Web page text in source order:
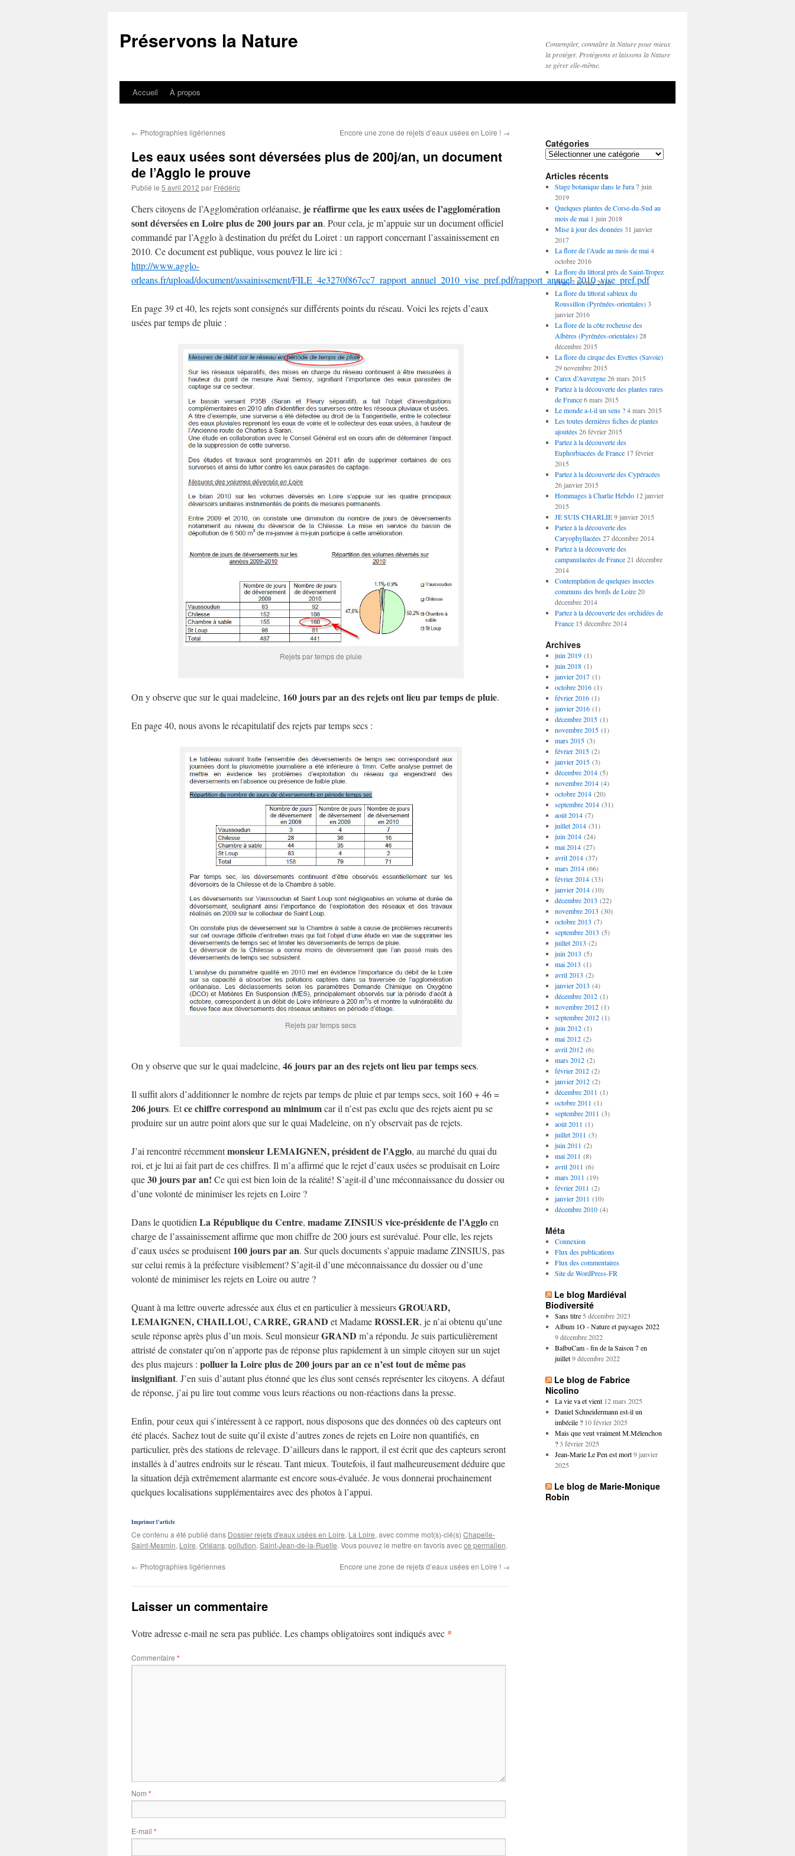
contenu
Préservons la Nature
Contempler, connaître la Nature pour mieux
la protéger. Protégeons et laissons la Nature
se gérer elle-même.
Accueil À propos
← Photographies ligériennes Encore une zone de rejets d’eaux usées en Loire ! →
Les eaux usées sont déversées plus de 200j/an, un document
de l’Agglo le prouve
Publié le 5 avril 2012 par Frédéric
Chers citoyens de l’Agglomération orléanaise, je réaffirme que les eaux usées de l’agglomération
sont déversées en Loire plus de 200 jours par an. Pour cela, je m’appuie sur un document officiel
commandé par l’Agglo à destination du préfet du Loiret : un rapport concernant l’assainissement en
2010. Ce document est publique, vous pouvez le lire ici :
http://www.agglo-
orleans.fr/upload/document/assainissement/FILE_4e3270f867cc7_rapport_annuel_2010_vise_pref.pdf/rapport_annuel_2010_vise_pref.pdf
En page 39 et 40, les rejets sont consignés sur différents points du réseau. Voici les rejets d’eaux
usées par temps de pluie :
Rejets par temps de pluie
On y observe que sur le quai madeleine, 160 jours par an des rejets ont lieu par temps de pluie.
En page 40, nous avons le récapitulatif des rejets par temps secs :
Rejets par temps secs
On y observe que sur le quai madeleine, 46 jours par an des rejets ont lieu par temps secs.
Il suffit alors d’additionner le nombre de rejets par temps de pluie et par temps secs, soit 160 + 46 =
206 jours. Etce chiffre correspond au minimumcar il n’est pas exclu que des rejets aient pu se
produire sur un autre point alors que sur le quai Madeleine, on n’y observait pas de rejets.
J’ai rencontré récemmentmonsieur LEMAIGNEN, président de l’Agglo, au marché du quai du
roi, et je lui ai fait part de ces chiffres. Il m’a affirmé que le rejet d’eaux usées se produisait en Loire
que30 jours par an! Ce qui est bien loin de la réalité! S’agit-il d’une méconnaissance du dossier ou
d’une volonté de minimiser les rejets en Loire ?
Dans le quotidien La République du Centre, madame ZINSIUS vice-présidente de l’Aggloen
charge de l’assainissement affirme que mon chiffre de 200 jours est surévalué. Pour elle, les rejets
d’eaux usées se produisent100 jours par an. Sur quels documents s’appuie madame ZINSIUS, pas
sur celui remis à la préfecture visiblement? S’agit-il d’une méconnaissance du dossier ou d’une
volonté de minimiser les rejets en Loire ou autre ?
Quant à ma lettre ouverte adressée aux élus et en particulier à messieursGROUARD,
LEMAIGNEN, CHAILLOU, CARRE, GRAND et MadameROSSLER, je n’ai obtenu qu’une
seule réponse après plus d’un mois. Seul monsieurGRAND m’a répondu. Je suis particulièrement
attristé de constater qu’on n’apporte pas de réponse plus rapidement à un simple citoyen sur un sujet
des plus majeurs : polluer la Loire plus de 200 jours par an ce n’est tout de même pas
insignifiant. J’en suis d’autant plus étonné que les élus sont censés représenter les citoyens. A défaut
de réponse, j’ai pu lire tout comme vous leurs réactions ou non-réactions dans la presse.
Enfin, pour ceux qui s’intéressent à ce rapport, nous disposons que des données où des capteurs ont
été placés. Sachez tout de suite qu’il existe d’autres zones de rejets en Loire non quantifiés, en
particulier, près des stations de relevage. D’ailleurs dans le rapport, il est écrit que des capteurs seront
installés à d’autres endroits sur le réseau. Tant mieux. Toutefois, il faut malheureusement déduire que
la situation déjà extrêmement alarmante est encore sous-évaluée. Je vous donnerai prochainement
quelques localisations supplémentaires avec des photos à l’appui.
Imprimer l'article
Ce contenu a été publié dans Dossier rejets d'eaux usées en Loire, La Loire, avec comme mot(s)-clé(s) Chapelle-
Saint-Mesmin, Loire, Orléans, pollution, Saint-Jean-de-la-Ruelle. Vous pouvez le mettre en favoris avecce permalien.
← Photographies ligériennes Encore une zone de rejets d’eaux usées en Loire ! →
Laisser un commentaire
Votre adresse e-mail ne sera pas publiée. Les champs obligatoires sont indiqués avec *
Commentaire *
Nom *
E-mail *
Catégories
Catégories
Articles récents
Stage botanique dans le Jura 7 juin
2019
Quelques plantes de Corse-du-Sud au
mois de mai 1 juin 2018
Mise à jour des données 31 janvier
2017
La flore de l’Aude au mois de mai 4
octobre 2016
La flore du littoral près de Saint-Tropez
(Var)7 février 2016
La flore du littoral sableux du
Roussillon (Pyrénées-orientales) 3
janvier 2016
La flore de la côte rocheuse des
Albères (Pyrénées-orientales) 28
décembre 2015
La flore du cirque des Evettes (Savoie)
29 novembre 2015
Carex d’Auvergne 26 mars 2015
Partez à la découverte des plantes rares
de France 6 mars 2015
Le monde a-t-il un sens ? 4 mars 2015
Les toutes dernières fiches de plantes
ajoutées 26 février 2015
Partez à la découverte des
Euphorbiacées de France 17 février
2015
Partez à la découverte des Cypéracées
26 janvier 2015
Hommages à Charlie Hebdo 12 janvier
2015
JE SUIS CHARLIE 9 janvier 2015
Partez à la découverte des
Caryophyllacées 27 décembre 2014
Partez à la découverte des
campanulacées de France 21 décembre
2014
Contemplation de quelques insectes
communs des bords de Loire 20
décembre 2014
Partez à la découverte des orchidées de
France 15 décembre 2014
Archives
juin 2019(1)
juin 2018(1)
janvier 2017(1)
octobre 2016(1)
février 2016(1)
janvier 2016(1)
décembre 2015(1)
novembre 2015(1)
mars 2015(3)
février 2015(2)
janvier 2015(3)
décembre 2014(5)
novembre 2014(4)
octobre 2014(20)
septembre 2014(31)
août 2014(7)
juillet 2014(31)
juin 2014(24)
mai 2014(27)
avril 2014(37)
mars 2014(66)
février 2014(33)
janvier 2014(10)
décembre 2013 (22)
novembre 2013 (30)
octobre 2013 (7)
septembre 2013 (5)
juillet 2013 (2)
juin 2013 (5)
mai 2013 (1)
avril 2013 (2)
janvier 2013 (4)
décembre 2012(1)
novembre 2012(1)
septembre 2012(1)
juin 2012(1)
mai 2012(2)
avril 2012(6)
mars 2012(2)
février 2012(2)
janvier 2012(2)
décembre 2011 (1)
octobre 2011 (1)
septembre 2011 (3)
août 2011 (1)
juillet 2011 (3)
juin 2011 (2)
mai 2011 (8)
avril 2011 (6)
mars 2011 (19)
février 2011 (2)
janvier 2011 (10)
décembre 2010(4)
Méta
Connexion
Flux des publications
Flux des commentaires
Site de WordPress-FR
Le blog Mardiéval
Biodiversité
Sans titre 5 décembre 2023
Album 1O - Nature et paysages 2022
9 décembre 2022
BalbuCam - fin de la Saison 7 en
juillet 9 décembre 2022
Le blog de Fabrice
Nicolino
La vie va et vient 12 mars 2025
Daniel Schneidermann est-il un
imbécile ? 10 février 2025
Mais que veut vraiment M.Mélenchon
? 3 février 2025
Jean-Marie Le Pen est mort 9 janvier
2025
Le blog de Marie-Monique
Robin